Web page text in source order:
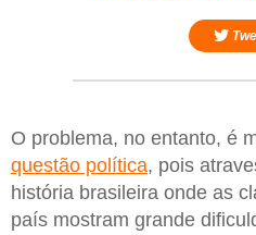
O problema, no entanto, é
questão política, pois
história brasileira onde as
país mostram grande